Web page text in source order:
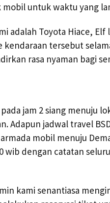
mobil untuk waktu yang
adalah Toyota Hiace, Elf
kendaraan tersebut
rasa nyaman bagi
jam 2 siang menuju
Adapun jadwal travel
mobil menuju
wib dengan catatan
kami senantiasa